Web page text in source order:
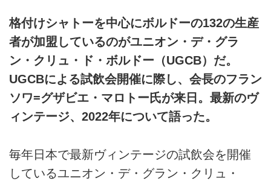
格付けシャトーを中心にボルドーの132の生産
者が加盟しているのがユニオン・デ・グラ
ン・クリュ・ド・ボルドー（UGCB）だ。
UGCBによる試飲会開催に際し、会長のフラン
ソワ=グザビエ・マロトー氏が来日。最新のヴ
ィンテージ、2022年について語った。
毎年日本で最新ヴィンテージの試飲会を開催
しているユニオン・デ・グラン・クリュ・